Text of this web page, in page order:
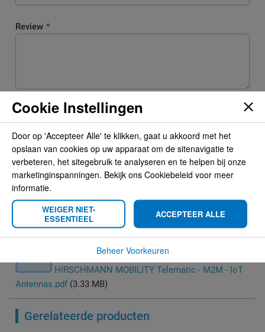
Review
REVIEW VERSTUREN
Compatibility
Product Attachments
HIRSCHMANN MOBILITY Telematic - M2M - IoT
Antennas.pdf (3.33 MB)
Gerelateerde producten
Cookie Instellingen
Door op 'Accepteer Alle' te klikken, gaat u akkoord met het
opslaan van cookies op uw apparaat om de sitenavigatie te
verbeteren, het sitegebruik te analyseren en te helpen bij onze
marketinginspanningen. Bekijk ons Cookiebeleid voor meer
informatie.
WEIGER NIET-
ESSENTIEEL
ACCEPTEER ALLE
Beheer Voorkeuren